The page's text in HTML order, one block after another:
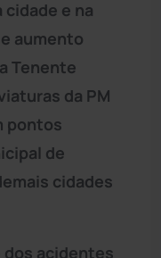
e na
aumento
Tenente
da PM
pontos
de
cidades
acidentes